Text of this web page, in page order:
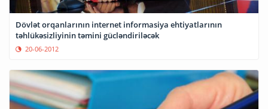
Dövlət orqanlarının internet informasiya ehtiyatlarının
təhlükəsizliyinin təmini gücləndiriləcək
20-06-2012